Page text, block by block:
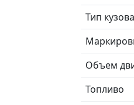
Тип кузова
Объем
Топливо